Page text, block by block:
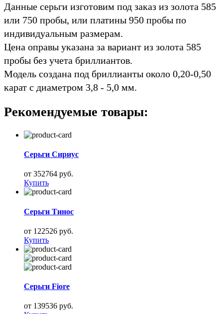
Данные серьги изготовим под заказ из золота 585
или 750 пробы, или платины 950 пробы по
индивидуальным размерам.
Цена оправы указана за вариант из золота 585
пробы без учета бриллиантов.
Модель создана под бриллианты около 0,20-0,50
карат с диаметром 3,8 - 5,0 мм.
Рекомендуемые товары:
Серьги Сириус
от 352764 руб.
Купить
Серьги Тинос
от 122526 руб.
Купить
Серьги Fiore
от 139536 руб.